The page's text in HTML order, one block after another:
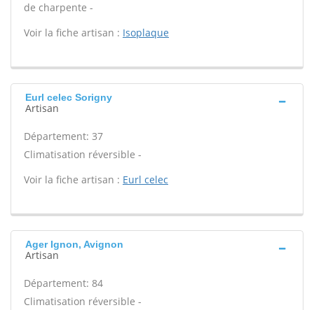
de charpente -
Voir la fiche artisan : Isoplaque
Eurl celec Sorigny
Artisan
Département: 37
Climatisation réversible -
Voir la fiche artisan : Eurl celec
Ager Ignon, Avignon
Artisan
Département: 84
Climatisation réversible -